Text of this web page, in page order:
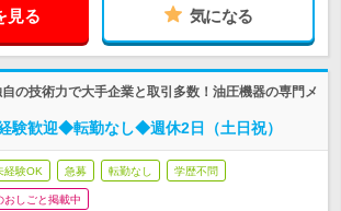
見る 気になる
の技術力で大手企業と取引多数！油圧機器の専門メ
験歓迎◆転勤なし◆週休2日（土日祝）
経験OK 急募 転勤なし 学歴不問
おしごと掲載中